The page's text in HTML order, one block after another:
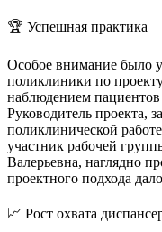
🏆 Успешная практика
Особое внимание было
поликлиники по
наблюдением
Руководитель проекта,
поликлинической
участник рабочей
Валерьевна, наглядно
проектного подхода
📈 Рост охвата